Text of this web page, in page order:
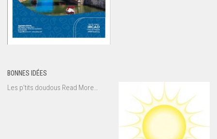
BONNES IDÉES
Les p’tits doudous Read More…